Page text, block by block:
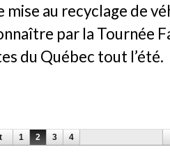
mise au recyclage de
par la Tournée
du Québec tout l’été.
1 2 3 4